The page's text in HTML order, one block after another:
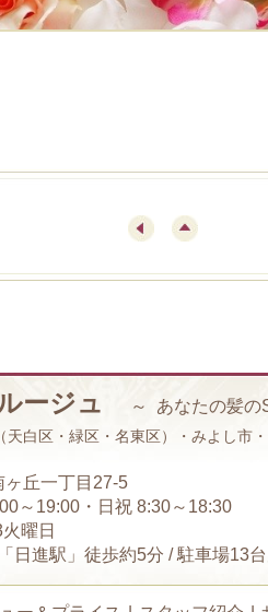
ージュ ～ あなたの髪の
天白区・緑区・名東区）・みよし市
ヶ丘一丁目27-5
～19:00・日祝 8:30～18:30
曜日
日進駅」徒歩約5分 / 駐車場13